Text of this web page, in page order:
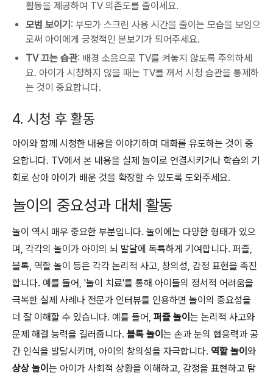
활동을 제공하여 TV 의존도를 줄이세요.
모범 보이기 : 부모가 스크린 사용 시간을 줄이는 모습을 보임으
로써 아이에게 긍정적인 본보기가 되어주세요.
TV 끄는 습관: 배경 소음으로 TV를 켜놓지 않도록 주의하세
요. 아이가 시청하지 않을 때는 TV를 꺼서 시청 습관을 통제하
는 것이 중요합니다.
4. 시청 후 활동
아이와 함께 시청한 내용을 이야기하며 대화를 유도하는 것이 중
요합니다. TV에서 본 내용을 실제 놀이로 연결시키거나 학습의 기
회로 삼아 아이가 배운 것을 확장할 수 있도록 도와주세요.
놀이의 중요성과 대체 활동
놀이 역시 매우 중요한 부분입니다. 놀이에는 다양한 형태가 있으
며, 각각의 놀이가 아이의 뇌 발달에 독특하게 기여합니다. 퍼즐,
블록, 역할 놀이 등은 각각 논리적 사고, 창의성, 감정 표현을 촉진
합니다. 예를 들어, '놀이 치료'를 통해 아이들의 정서적 어려움을
극복한 실제 사례나 전문가 인터뷰를 인용하면 놀이의 중요성을
더 잘 이해할 수 있습니다. 예를 들어, 퍼즐 놀이 는 논리적 사고와
문제 해결 능력을 길러줍니다. 블록 놀이 는 손과 눈의 협응력과 공
간 인식을 발달시키며, 아이의 창의성을 자극합니다. 역할 놀이 와
상상 놀이 는 아이가 사회적 상황을 이해하고, 감정을 표현하고 탐